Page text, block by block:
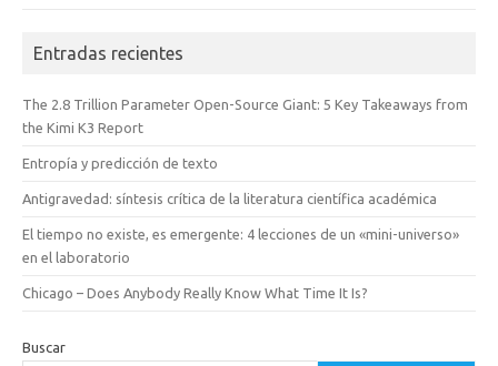
Entradas recientes
The 2.8 Trillion Parameter Open-Source Giant: 5 Key Takeaways from
the Kimi K3 Report
Entropía y predicción de texto
Antigravedad: síntesis crítica de la literatura científica académica
El tiempo no existe, es emergente: 4 lecciones de un «mini-universo»
en el laboratorio
Chicago – Does Anybody Really Know What Time It Is?
Buscar